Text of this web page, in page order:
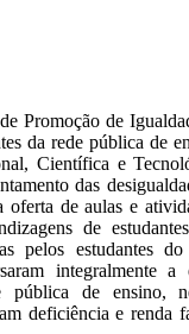
Promoção de
da rede pública de
Científica e
das
oferta de aulas e
de
pelos estudantes
integralmente
pública de ensino,
deficiência e renda